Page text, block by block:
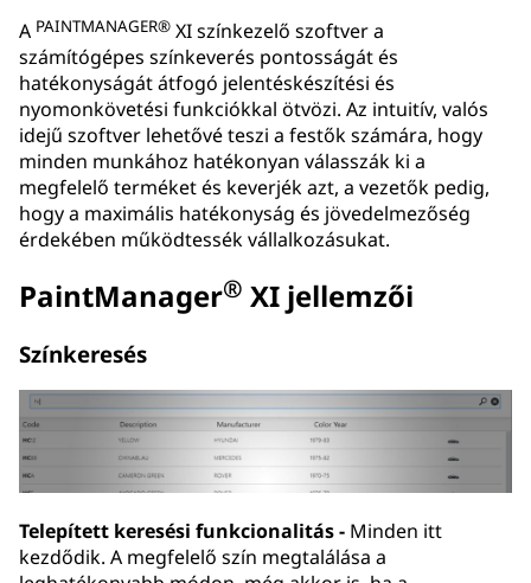
A PAINTMANAGER® XI színkezelő szoftver a
számítógépes színkeverés pontosságát és
hatékonyságát átfogó jelentéskészítési és
nyomonkövetési funkciókkal ötvözi. Az intuitív, valós
idejű szoftver lehetővé teszi a festők számára, hogy
minden munkához hatékonyan válasszák ki a
megfelelő terméket és keverjék azt, a vezetők pedig,
hogy a maximális hatékonyság és jövedelmezőség
érdekében működtessék vállalkozásukat.
PaintManager® XI jellemzői
Színkeresés
Telepített keresési funkcionalitás - Minden itt
kezdődik. A megfelelő szín megtalálása a